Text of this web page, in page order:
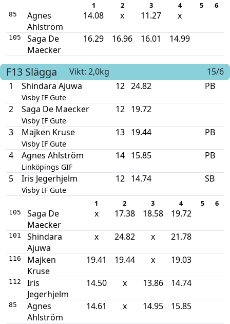
1 2 3 4 5 6
85
Agnes
Ahlström
14.08 x 11.27 x
105
Saga De
Maecker
16.29 16.96 16.01 14.99
F13 Slägga Vikt: 2,0kg
15/6
1
Shindara Ajuwa
Visby IF Gute
12 24.82 PB
2 Saga De Maecker
Visby IF Gute
12 19.72
3 Majken Kruse
Visby IF Gute
13 19.44 PB
4 Agnes Ahlström
Linköpings GIF
14 15.85 PB
5 Iris Jegerhjelm
Visby IF Gute
12 14.74 SB
1 2 3 4 5 6
105
Saga De
Maecker
x 17.38 18.58 19.72
101
Shindara
Ajuwa
x 24.82 x 21.78
116
Majken
Kruse
19.41 19.44 x 19.03
112
Iris
Jegerhjelm
14.50 x 13.86 14.74
85
Agnes
Ahlström
14.61 x 14.95 15.85